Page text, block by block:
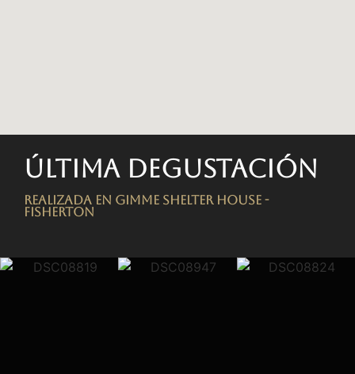
Última degustación
Realizada en Gimme Shelter House -
FISHERTON